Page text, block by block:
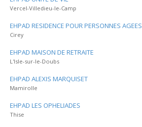
Vercel-Villedieu-le-Camp
EHPAD RESIDENCE POUR PERSONNES AGEES
Cirey
EHPAD MAISON DE RETRAITE
L'Isle-sur-le-Doubs
EHPAD ALEXIS MARQUISET
Mamirolle
EHPAD LES OPHELIADES
Thise